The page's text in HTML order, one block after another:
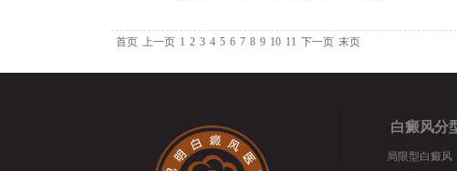
首页 上一页 1 2 3 4 5 6 7 8 9 10 11 下一页 末页
白癜风分
局限型白癜风